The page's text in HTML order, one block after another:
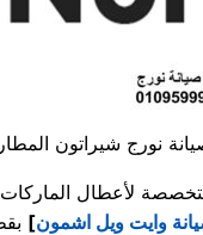
نورج شيراتون المطار
لأعطال الماركات
وايت ويل اشمون]